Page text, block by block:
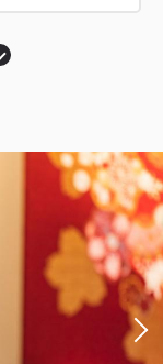
税・サービス料込
22,264円
大人1名